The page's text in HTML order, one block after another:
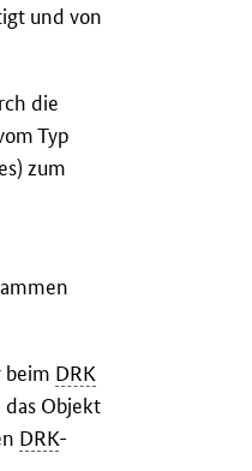
und von
die
Typ
zum
beim DRK
das Objekt
DRK-